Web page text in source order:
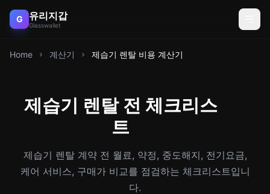
G 유리지갑
Glasswallet
Home 계산기 제습기 렌탈 비용 계산기
제습기 렌탈 전 체크리스
트
제습기 렌탈 계약 전 월료, 약정, 중도해지, 전기요금,
케어 서비스, 구매가 비교를 점검하는 체크리스트입니
다.